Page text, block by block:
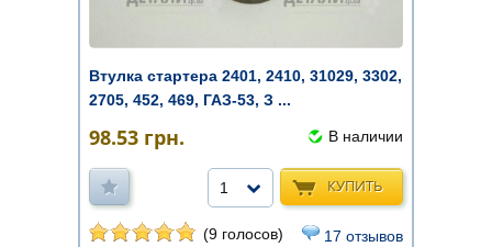
Втулка стартера 2401, 2410, 31029, 3302,
2705, 452, 469, ГАЗ-53, З ...
98.53 грн. В наличии
КУПИТЬ
1
(9 голосов) 17 отзывов